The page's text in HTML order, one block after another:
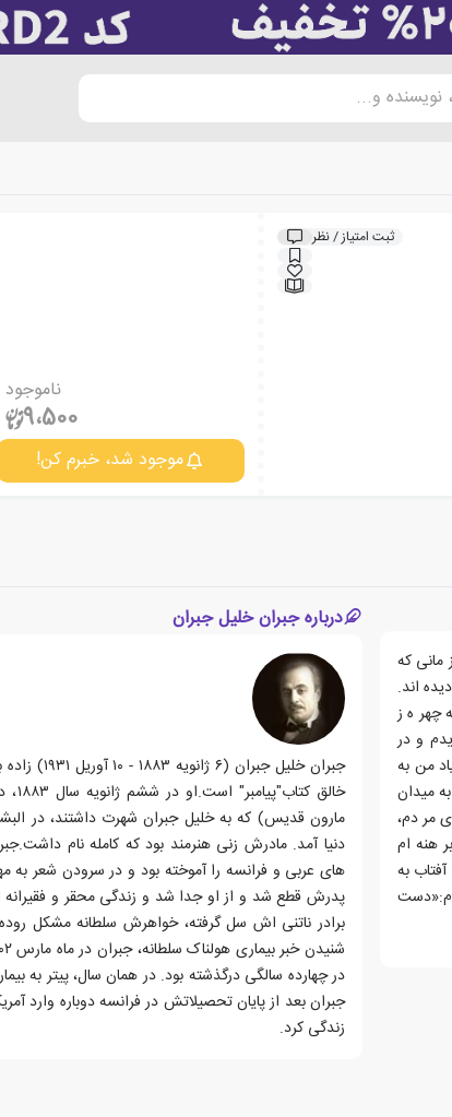
و...
ثبت امتیاز / نظر
ناموجود
9،500
موجود شد، خبرم کن!
مانی که
اند.
چهر ه ز
و در
من به
میدان
مر دم،
هنه ام
به
دم:«دست
درباره جبران خلیل جبران
جبران خلیل
مارون قدیس) که به خلیل جبران شهرت داشتند، در
های عربی و فرانسه را آموخته بود و در سرودن شعر به
پدرش قطع شد و از او جدا شد و زندگی محقر و
برادر ناتنی اش سل گرفته، خواهرش سلطانه مشکل
در چهارده سالگی درگذشته بود. در همان سال، پیتر به
زندگی کرد.